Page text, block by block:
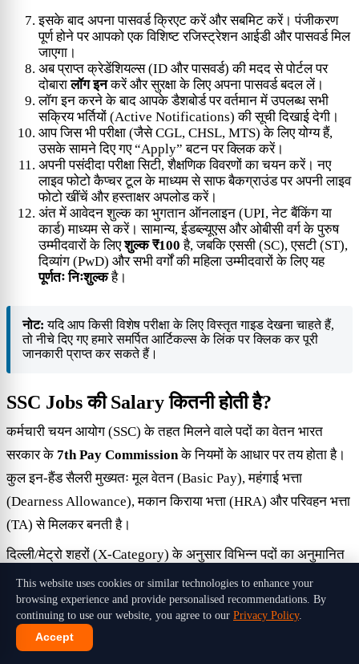
इसके बाद अपना पासवर्ड क्रिएट करें और सबमिट करें। पंजीकरण
पूर्ण होने पर आपको एक विशिष्ट रजिस्ट्रेशन आईडी और पासवर्ड मिल
जाएगा।
अब प्राप्त क्रेडेंशियल्स (ID और पासवर्ड) की मदद से पोर्टल पर
दोबारालॉग इनकरें और सुरक्षा के लिए अपना पासवर्ड बदल लें।
लॉग इन करने के बाद आपके डैशबोर्ड पर वर्तमान में उपलब्ध सभी
सक्रिय भर्तियों (Active Notifications) की सूची दिखाई देगी।
आप जिस भी परीक्षा (जैसे CGL, CHSL, MTS) के लिए योग्य हैं,
उसके सामने दिए गए “Apply” बटन पर क्लिक करें।
अपनी पसंदीदा परीक्षा सिटी, शैक्षणिक विवरणों का चयन करें। नए
लाइव फोटो कैप्चर टूल के माध्यम से साफ बैकग्राउंड पर अपनी लाइव
फोटो खींचें और हस्ताक्षर अपलोड करें।
अंत में आवेदन शुल्क का भुगतान ऑनलाइन (UPI, नेट बैंकिंग या
कार्ड) माध्यम से करें। सामान्य, ईडब्ल्यूएस और ओबीसी वर्ग के पुरुष
उम्मीदवारों के लिएशुल्क ₹100 है, जबकि एससी (SC), एसटी (ST),
दिव्यांग (PwD) और सभी वर्गों की महिला उम्मीदवारों के लिए यह
पूर्णतः निःशुल्कहै।
नोट: यदि आप किसी विशेष परीक्षा के लिए विस्तृत गाइड देखना चाहते हैं,
तो नीचे दिए गए हमारे समर्पित आर्टिकल्स के लिंक पर क्लिक कर पूरी
जानकारी प्राप्त कर सकते हैं।
SSC Jobs की Salary कितनी होती है?
कर्मचारी चयन आयोग (SSC) के तहत मिलने वाले पदों का वेतन भारत
सरकार के 7th Pay Commissionके नियमों के आधार पर तय होता है।
कुल इन-हैंड सैलरी मुख्यतः मूल वेतन (Basic Pay), महंगाई भत्ता
(Dearness Allowance), मकान किराया भत्ता (HRA) और परिवहन भत्ता
(TA) से मिलकर बनती है।
दिल्ली/मेट्रो शहरों (X-Category) के अनुसार विभिन्न पदों का अनुमानित
सैलरी चार्ट नीचे दिया गया है:
Post / Exam
Approx. In-
This website uses cookies or similar technologies to enhance your
browsing experience and provide personalised recommendations. By
continuing to use our website, you agree to our Privacy Policy.
Accept